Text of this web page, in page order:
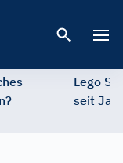
Lego
seit